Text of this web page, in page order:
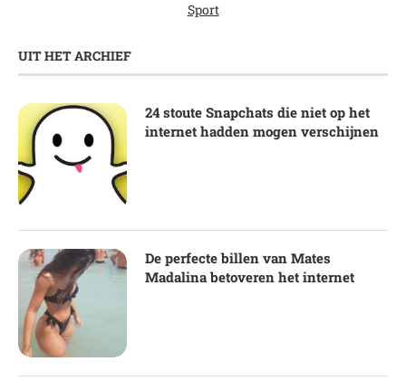
Sport
UIT HET ARCHIEF
24 stoute Snapchats die niet op het
internet hadden mogen verschijnen
De perfecte billen van Mates
Madalina betoveren het internet